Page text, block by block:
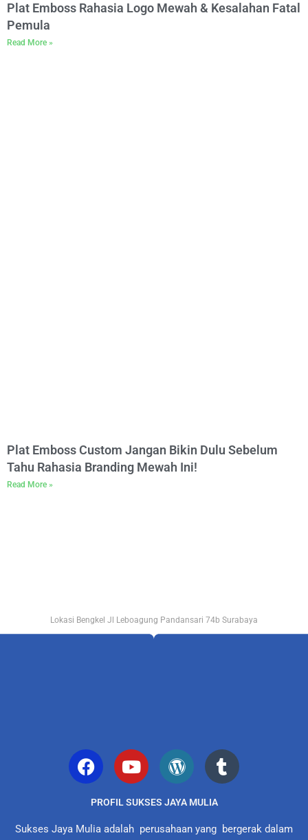
Plat Emboss Rahasia Logo Mewah & Kesalahan Fatal
Pemula
Read More »
Plat Emboss Custom Jangan Bikin Dulu Sebelum
Tahu Rahasia Branding Mewah Ini!
Read More »
Lokasi Bengkel Jl Leboagung Pandansari 74b Surabaya
PROFIL SUKSES JAYA MULIA
Sukses Jaya Mulia adalah perusahaan yang bergerak dalam